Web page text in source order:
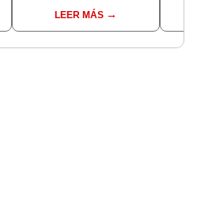
en agostoLEER MÁS